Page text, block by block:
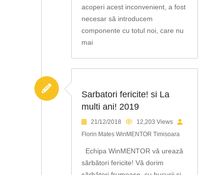
acoperi acest inconvenient, a fost
necesar să introducem
componente cu totul noi, care nu
mai
Sarbatori fericite! si La
multi ani! 2019
21/12/2018
12,203 Views
Florin Mates WinMENTOR Timisoara
Echipa WinMENTOR vă urează
sărbători fericite! Vă dorim